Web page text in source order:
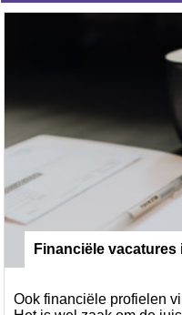
Financiële vacatures
Ook financiële profielen